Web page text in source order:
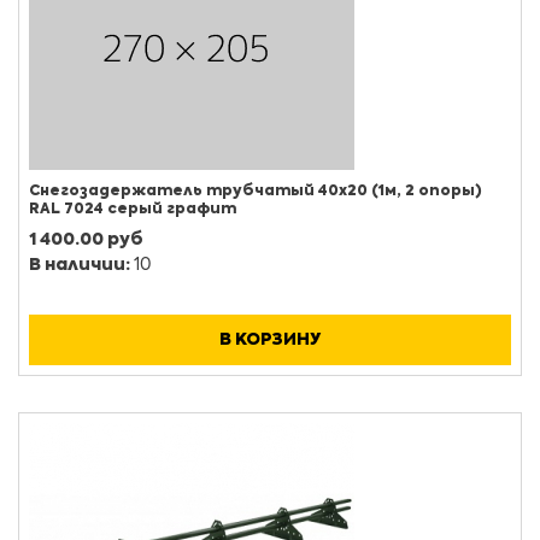
Снегозадержатель трубчатый 40х20 (1м, 2 опоры)
RAL 7024 серый графит
1 400.00 руб
В наличии: 10
В КОРЗИНУ